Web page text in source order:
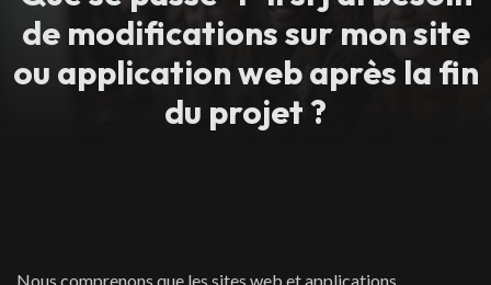
de modifications sur mon site
ou application web après la fin
du projet ?
Nous comprenons que les sites web et applications